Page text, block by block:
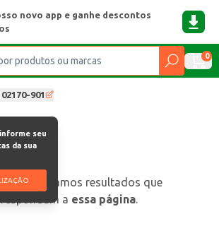
novo app e ganhe descontos
0
02170-901
seu
da sua
encontramos resultados que
a essa página.